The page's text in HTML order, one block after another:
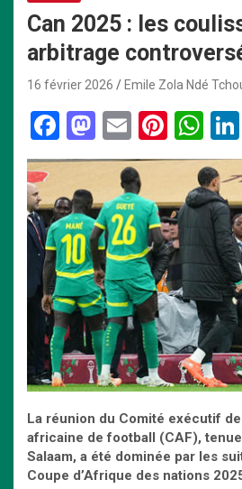
Can 2025 : les
arbitrage
16 février 2026 Emile Zola Ndé
F
a
ce
b
o
o
k
M
a
o
d
o
n
E
m
ail
Pi
nt
er
es
t
W
h
at
s
A
p
p
La réunion du Comité exécutif
africaine de football (CAF),
Salaam, a été dominée par les
Coupe d’Afrique des nations